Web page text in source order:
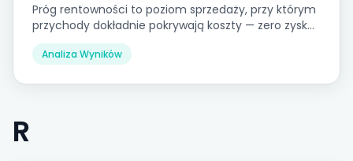
Próg rentowności to poziom sprzedaży, przy którym
przychody dokładnie pokrywają koszty — zero zysku,
zero straty.
Analiza Wyników
R